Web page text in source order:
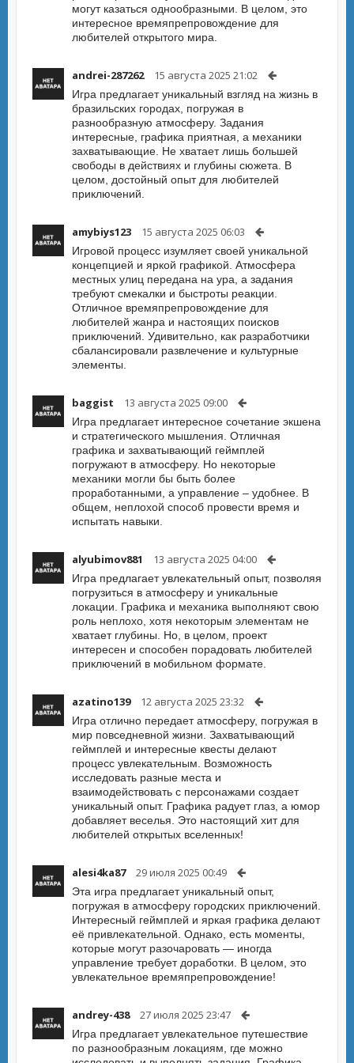
могут казаться однообразными. В целом, это
интересное времяпрепровождение для
любителей открытого мира.
andrei-287262 15 августа 2025 21:02
Игра предлагает уникальный взгляд на жизнь в
бразильских городах, погружая в
разнообразную атмосферу. Задания
интересные, графика приятная, а механики
захватывающие. Не хватает лишь большей
свободы в действиях и глубины сюжета. В
целом, достойный опыт для любителей
приключений.
amybiys123 15 августа 2025 06:03
Игровой процесс изумляет своей уникальной
концепцией и яркой графикой. Атмосфера
местных улиц передана на ура, а задания
требуют смекалки и быстроты реакции.
Отличное времяпрепровождение для
любителей жанра и настоящих поисков
приключений. Удивительно, как разработчики
сбалансировали развлечение и культурные
элементы.
baggist 13 августа 2025 09:00
Игра предлагает интересное сочетание экшена
и стратегического мышления. Отличная
графика и захватывающий геймплей
погружают в атмосферу. Но некоторые
механики могли бы быть более
проработанными, а управление – удобнее. В
общем, неплохой способ провести время и
испытать навыки.
alyubimov881 13 августа 2025 04:00
Игра предлагает увлекательный опыт, позволяя
погрузиться в атмосферу и уникальные
локации. Графика и механика выполняют свою
роль неплохо, хотя некоторым элементам не
хватает глубины. Но, в целом, проект
интересен и способен порадовать любителей
приключений в мобильном формате.
azatino139 12 августа 2025 23:32
Игра отлично передает атмосферу, погружая в
мир повседневной жизни. Захватывающий
геймплей и интересные квесты делают
процесс увлекательным. Возможность
исследовать разные места и
взаимодействовать с персонажами создает
уникальный опыт. Графика радует глаз, а юмор
добавляет веселья. Это настоящий хит для
любителей открытых вселенных!
alesi4ka87 29 июля 2025 00:49
Эта игра предлагает уникальный опыт,
погружая в атмосферу городских приключений.
Интересный геймплей и яркая графика делают
её привлекательной. Однако, есть моменты,
которые могут разочаровать — иногда
управление требует доработки. В целом, это
увлекательное времяпрепровождение!
andrey-438 27 июля 2025 23:47
Игра предлагает увлекательное путешествие
по разнообразным локациям, где можно